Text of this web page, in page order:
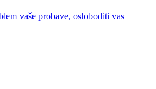
vaše probave, osloboditi vas